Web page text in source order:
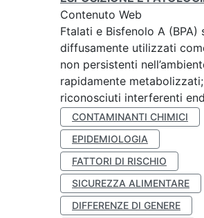
Contenuto Web
Ftalati e Bisfenolo A (BPA)
diffusamente utilizzati
non persistenti
rapidamente
riconosciuti interferenti
CONTAMINANTI CHIMICI
EPIDEMIOLOGIA
FATTORI DI RISCHIO
SICUREZZA ALIMENTARE
DIFFERENZE DI GENERE